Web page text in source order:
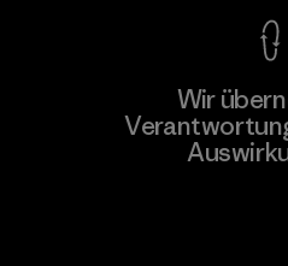
Wir